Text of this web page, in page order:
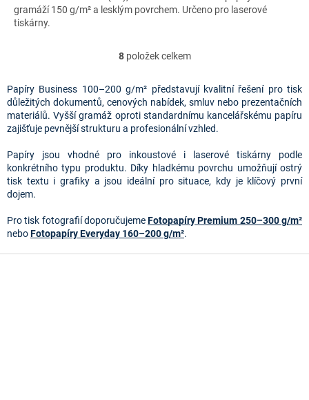
gramáží 150 g/m² a lesklým povrchem. Určeno pro laserové
tiskárny.
O
l
á
d
a
í
p
r
y
v
p
8položek celkem
Papíry Business 100–200 g/m² představují kvalitní řešení pro tisk
důležitých dokumentů, cenových nabídek, smluv nebo prezentačních
materiálů. Vyšší gramáž oproti standardnímu kancelářskému papíru
zajišťuje pevnější strukturu a profesionální vzhled.
Papíry jsou vhodné pro inkoustové i laserové tiskárny podle
konkrétního typu produktu. Díky hladkému povrchu umožňují ostrý
tisk textu i grafiky a jsou ideální pro situace, kdy je klíčový první
dojem.
Pro tisk fotografií doporučujemeFotopapíry Premium 250–300 g/m²
neboFotopapíry Everyday 160–200 g/m².